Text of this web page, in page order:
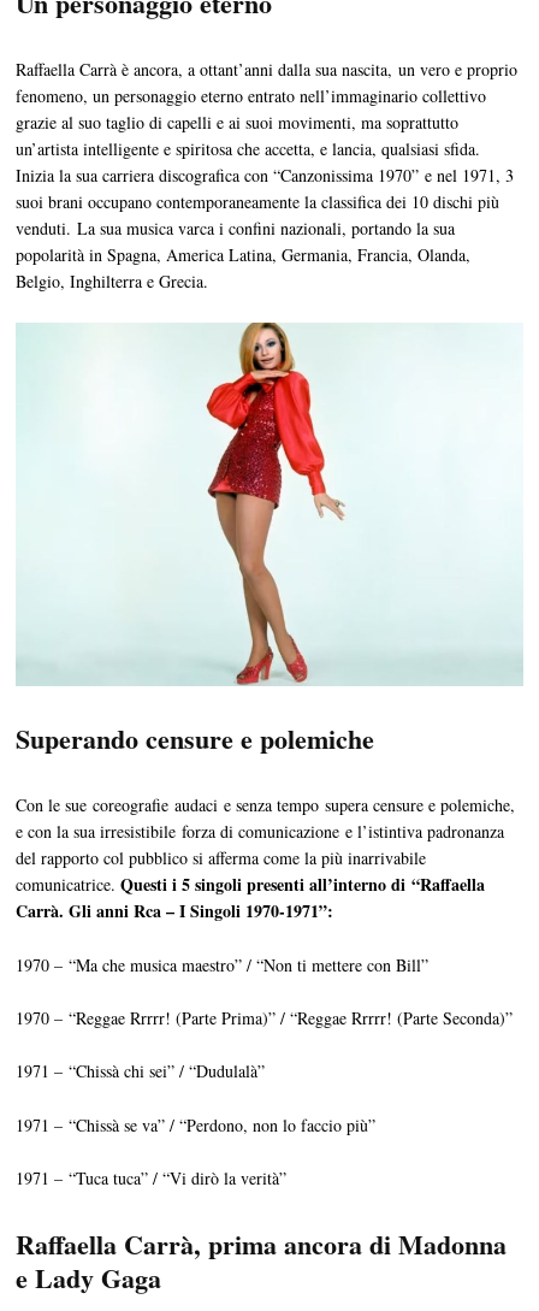
Raffaella Carrà è ancora, a ottant’anni dalla sua nascita, un vero e proprio
fenomeno, un personaggio eterno entrato nell’immaginario collettivo
grazie al suo taglio di capelli e ai suoi movimenti, ma soprattutto
un’artista intelligente e spiritosa che accetta, e lancia, qualsiasi sfida.
Inizia la sua carriera discografica con “Canzonissima 1970” e nel 1971, 3
suoi brani occupano contemporaneamente la classifica dei 10 dischi più
venduti. La sua musica varca i confini nazionali, portando la sua
popolarità in Spagna, America Latina, Germania, Francia, Olanda,
Belgio, Inghilterra e Grecia.
Superando censure e polemiche
Con le sue coreografie audaci e senza tempo supera censure e polemiche,
e con la sua irresistibile forza di comunicazione e l’istintiva padronanza
del rapporto col pubblico si afferma come la più inarrivabile
comunicatrice.Questi i 5 singoli presenti all’interno di “Raffaella
Carrà. Gli anni Rca – I Singoli 1970-1971”:
1970 – “Ma che musica maestro” / “Non ti mettere con Bill”
1970 – “Reggae Rrrrr! (Parte Prima)” / “Reggae Rrrrr! (Parte Seconda)”
1971 – “Chissà chi sei” / “Dudulalà”
1971 – “Chissà se va” / “Perdono, non lo faccio più”
1971 – “Tuca tuca” / “Vi dirò la verità”
Raffaella Carrà, prima ancora di Madonna
e Lady Gaga